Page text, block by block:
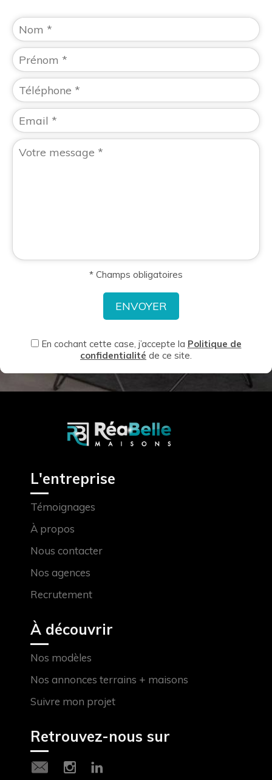
* Champs obligatoires
En cochant cette case, j’accepte la Politique de
confidentialité de ce site.
L'entreprise
Témoignages
À propos
Nous contacter
Nos agences
Recrutement
À découvrir
Nos modèles
Nos annonces terrains + maisons
Suivre mon projet
Retrouvez-nous sur